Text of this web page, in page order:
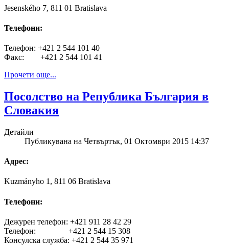
Jesenského 7, 811 01 Bratislava
Телефони:
Телефон: +421 2 544 101 40
Факс: +421 2 544 101 41
Прочети още...
Посолство на Република България в
Словакия
Детайли
Публикувана на Четвъртък, 01 Октомври 2015 14:37
Адрес:
Kuzmányho 1, 811 06 Bratislava
Телефони:
Дежурен телефон: +421 911 28 42 29
Телефон: +421 2 544 15 308
Консулска служба: +421 2 544 35 971